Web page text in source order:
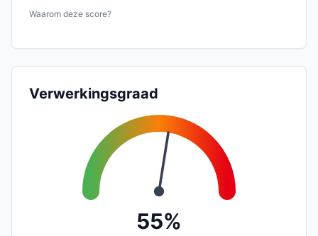
Waarom deze score?
Verwerkingsgraad
55%